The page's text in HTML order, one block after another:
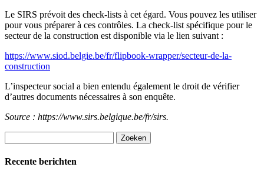
Le SIRS prévoit des check-lists à cet égard. Vous pouvez les utiliser
pour vous préparer à ces contrôles. La check-list spécifique pour le
secteur de la construction est disponible via le lien suivant :
https://www.siod.belgie.be/fr/flipbook-wrapper/secteur-de-la-
construction
L’inspecteur social a bien entendu également le droit de vérifier
d’autres documents nécessaires à son enquête.
Source : https://www.sirs.belgique.be/fr/sirs.
naar:
Recente berichten